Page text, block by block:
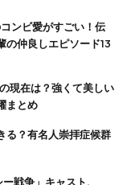
の仲良しエピソード13
まとめ